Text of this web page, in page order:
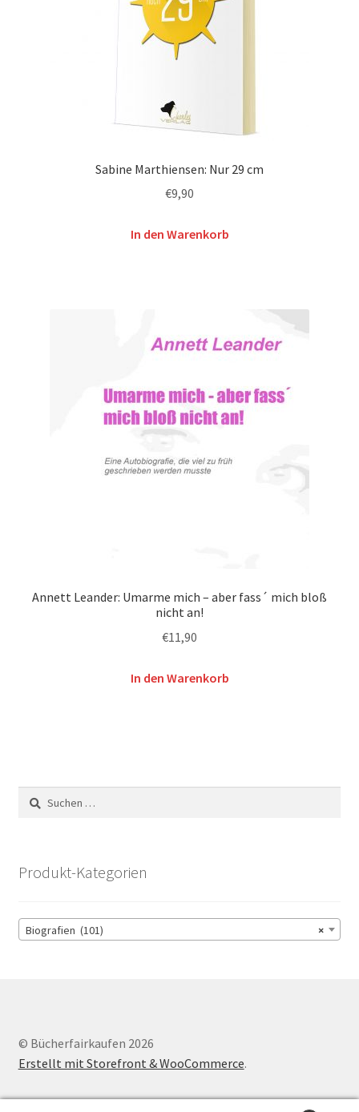
Sabine Marthiensen: Nur 29 cm
€9,90
In den Warenkorb
Annett Leander: Umarme mich – aber fass´ mich bloß
nicht an!
€11,90
In den Warenkorb
Suchen
nach:
Produkt-Kategorien
×
Biografien (101)
© Bücherfairkaufen 2026
Erstellt mit Storefront & WooCommerce.